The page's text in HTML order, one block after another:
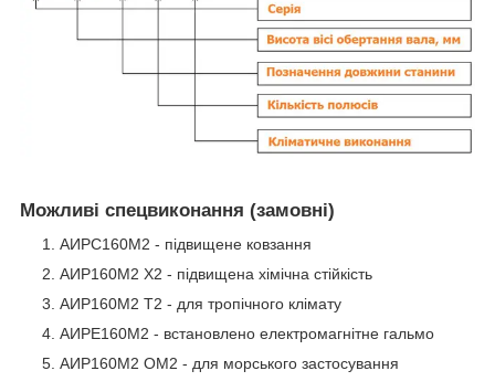
Можливі спецвиконання (замовні)
АИРС160М2 - підвищене ковзання
АИР160М2 Х2 - підвищена хімічна стійкість
АИР160М2 Т2 - для тропічного клімату
АИРЕ160М2 - встановлено електромагнітне гальмо
АИР160М2 ОМ2 - для морського застосування